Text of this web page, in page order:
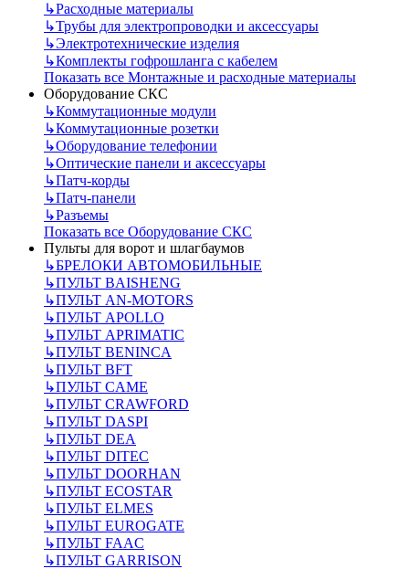
↳Расходные материалы
↳Трубы для электропроводки и аксессуары
↳Электротехнические изделия
↳Комплекты гофрошланга с кабелем
Показать все Монтажные и расходные материалы
Оборудование СКС
↳Коммутационные модули
↳Коммутационные розетки
↳Оборудование телефонии
↳Оптические панели и аксессуары
↳Патч-корды
↳Патч-панели
↳Разъемы
Показать все Оборудование СКС
Пульты для ворот и шлагбаумов
↳БРЕЛОКИ АВТОМОБИЛЬНЫЕ
↳ПУЛЬТ BAISHENG
↳ПУЛЬТ AN-MOTORS
↳ПУЛЬТ APOLLO
↳ПУЛЬТ APRIMATIC
↳ПУЛЬТ BENINCA
↳ПУЛЬТ BFT
↳ПУЛЬТ CAME
↳ПУЛЬТ CRAWFORD
↳ПУЛЬТ DASPI
↳ПУЛЬТ DEA
↳ПУЛЬТ DITEC
↳ПУЛЬТ DOORHAN
↳ПУЛЬТ ECOSTAR
↳ПУЛЬТ ELMES
↳ПУЛЬТ EUROGATE
↳ПУЛЬТ FAAC
↳ПУЛЬТ GARRISON